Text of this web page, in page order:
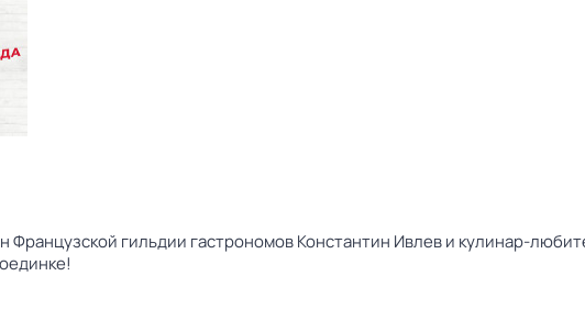
гильдии гастрономов Константин Ивлев и кулинар-